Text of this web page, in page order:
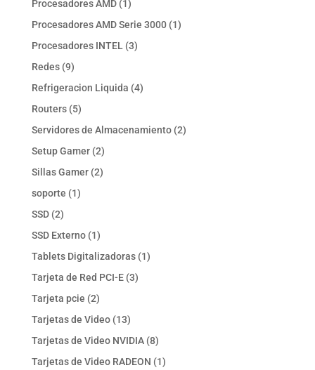
Procesadores AMD 11
producto
Procesadores AMD Serie 3000 11
Procesadores INTEL 33
Redes 99
productos
Refrigeracion Liquida 44
Routers 55
productos
Servidores de Almacenamiento 22
Setup Gamer 22
productos
Sillas Gamer 22
soporte 11
SSD 22
productos
SSD Externo 11
producto
Tablets Digitalizadoras 11
Tarjeta de Red PCI-E 33
Tarjeta pcie 22
productos
Tarjetas de Video 1313
productos
Tarjetas de Video NVIDIA 88
productos
Tarjetas de Video RADEON 11